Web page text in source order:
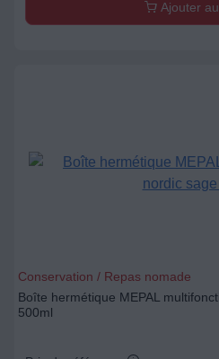
Ajouter
Conservation / Repas nomade
Boîte hermétique MEPAL
500ml